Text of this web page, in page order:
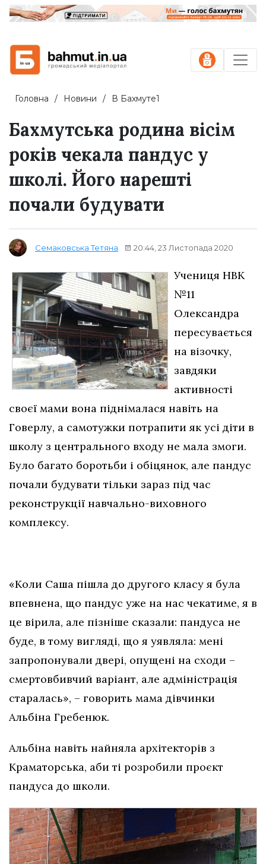
Головна Новини В Бахмуте1
Бахмутська родина вісім
років чекала пандус у
школі. Його нарешті
почали будувати
Семаковська Тетяна 20:44, 23 Листопада 2020
Учениця НВК
№11
Олександра
пересувається
на візочку,
завдяки
активності
своєї мами вона піднімалася навіть на
Говерлу, а самотужки потрапити як усі діти в
школу з центрального входу не мала змоги.
Було багато боротьби і обіцянок, але пандус
почали будувати тільки зараз під час
реконструкції навчально-виховного
комплексу.
«Коли Саша пішла до другого класу я була
впевнена, що пандус уже на нас чекатиме, я в
це вірила, але пізніше сказали: пандуса не
буде, в тому вигляді, що я уявляла: мені
запропонували двері, опущені на сходи –
смертовбивчий варіант, але адміністрація
старалась», – говорить мама дівчинки
Альбіна Гребенюк.
Альбіна навіть найняла архітекторів з
Краматорська, аби ті розробили проєкт
пандуса до школи.